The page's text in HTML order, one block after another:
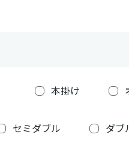
本掛け
セミダブル ダブ